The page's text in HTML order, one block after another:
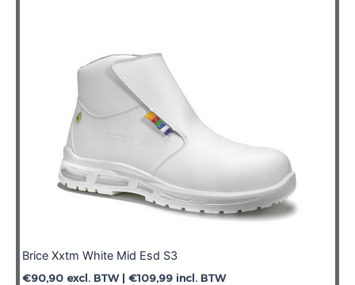
Brice Xxtm White Mid Esd S3
€90,90 excl. BTW | €109,99 incl. BTW